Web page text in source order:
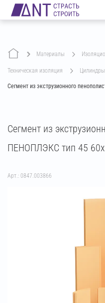
Материалы
техническая изоляция
Сегмент из экструзионного
Сегмент из
ПЕНОПЛЭКС тип 45
Арт.: 0847.003866